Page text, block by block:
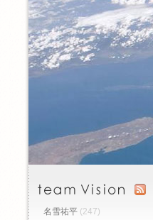
名雪祐平 (247)